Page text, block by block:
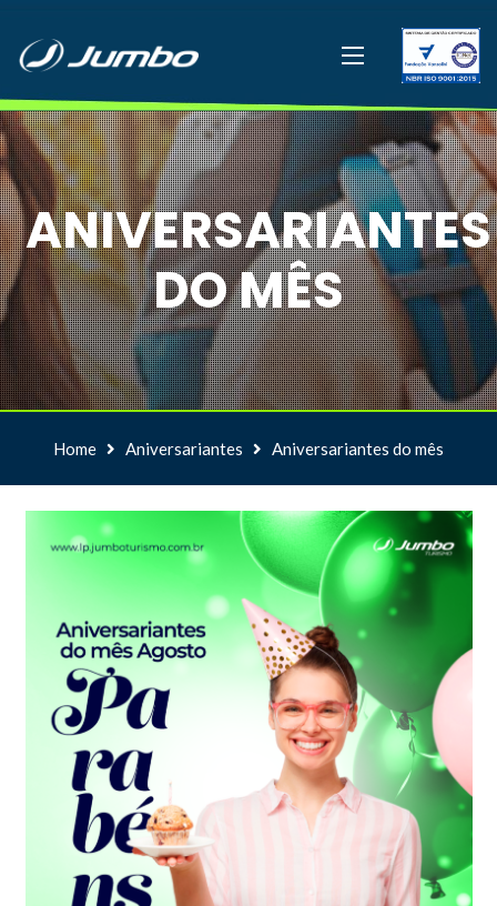
ANIVERSARIANTES
DO MÊS
Home Aniversariantes Aniversariantes do mês